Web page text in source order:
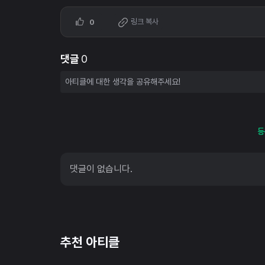
0 링크 복사
댓글 0
댓글이 없습니다.
추천 아티클